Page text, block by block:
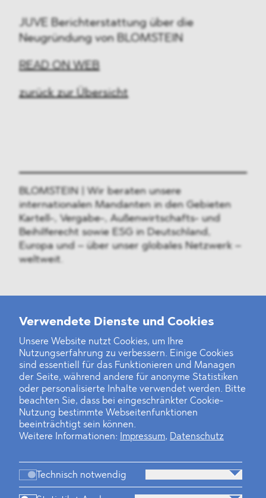
Verwendete Dienste und Cookies
Unsere Website nutzt Cookies, um Ihre
Nutzungserfahrung zu verbessern. Einige Cookies
sind essentiell für das Funktionieren und Managen
der Seite, während andere für anonyme Statistiken
oder personalisierte Inhalte verwendet werden. Bitte
beachten Sie, dass bei eingeschränkter Cookie-
Nutzung bestimmte Webseitenfunktionen
beeinträchtigt sein können.
Weitere Informationen:
Impressum, Datenschutz
Technisch notwendig
JUVE Berichterstattung über die
Neugründung von BLOMSTEIN
READ ON WEB
zurück zur Übersicht
BLOMSTEIN | Wir beraten unsere
internationalen Mandanten in den Gebieten
Kartell-, Vergabe-, Außenwirtschafts- und
Beihilferecht sowie ESG in Deutschland,
Europa und – über unser globales Netzwerk –
weltweit.
Weitere Neuigkeiten
Finanz- und Energiesektor im Visier
Private Dancer
Game Over?